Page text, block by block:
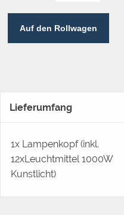
Auf den Rollwagen
Lieferumfang
1x Lampenkopf (inkl.
12xLeuchtmittel 1000W
Kunstlicht)